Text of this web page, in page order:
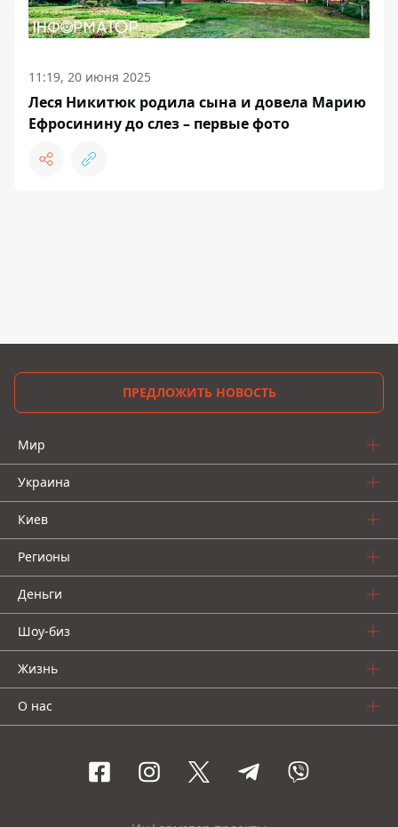
11:19, 20 июня 2025
Леся Никитюк родила сына и довела Марию
Ефросинину до слез – первые фото
ПРЕДЛОЖИТЬ НОВОСТЬ
Мир
Украина
Киев
Регионы
Деньги
Шоу-биз
Жизнь
О нас